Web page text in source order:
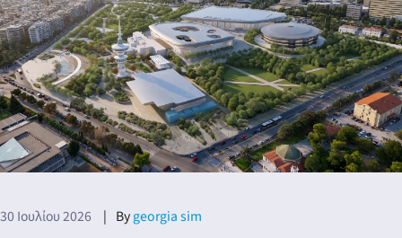
30 Ιουλίου 2026 Bygeorgia sim